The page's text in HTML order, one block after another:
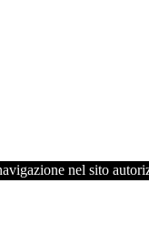
nel sito